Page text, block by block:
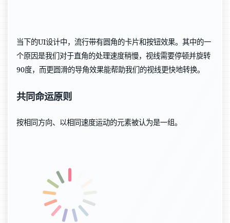
当下的UI设计中，流行带有圆角的卡片和按钮效果。其中的一
个原因是我们对于直角的处理速度稍慢，视线需要停顿并旋转
90度，而更圆滑的导角效果能帮助我们的视线更快地转换。
共同命运原则
按相同方向、以相同速度运动的元素被认为是一组。